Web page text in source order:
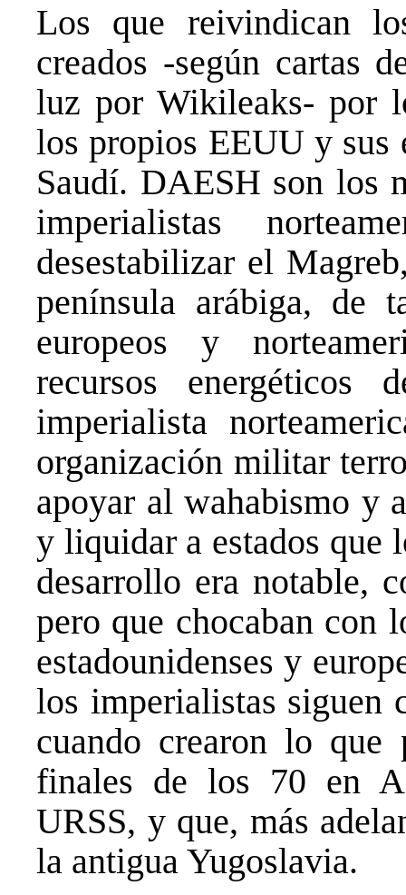
Los que reivindican
creados -según cartas
luz por Wikileaks- por
los propios EEUU y sus
Saudí. DAESH son los
imperialistas
desestabilizar el
península arábiga, de
europeos y
recursos energéticos
imperialista
organización militar
apoyar al wahabismo y
y liquidar a estados que
desarrollo era notable,
pero que chocaban con
estadounidenses y
los imperialistas siguen
cuando crearon lo que
finales de los 70 en
URSS, y que, más
la antigua Yugoslavia.